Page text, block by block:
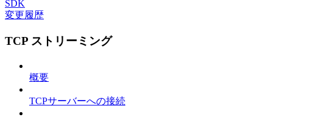
SDK
変更履歴
TCP ストリーミング
概要
TCPサーバーへの接続